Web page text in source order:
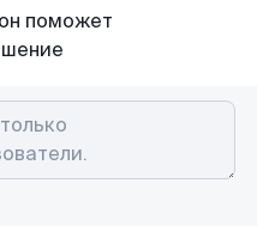
поможет